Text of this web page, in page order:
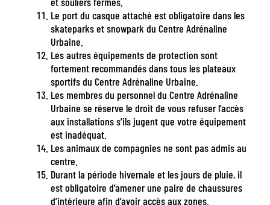
Le port du casque attaché est obligatoire dans les
skateparks et snowpark du Centre Adrénaline
Urbaine.
Les autres équipements de protection sont
fortement recommandés dans tous les plateaux
sportifs du Centre Adrénaline Urbaine.
Les membres du personnel du Centre Adrénaline
Urbaine se réserve le droit de vous refuser l’accès
aux installations s’ils jugent que votre équipement
est inadéquat.
Les animaux de compagnies ne sont pas admis au
centre.
Durantla période hivernale et les jours de pluie, il
est obligatoire d’amener une paire de chaussures
d’intérieure afin d’avoir accès aux zones.